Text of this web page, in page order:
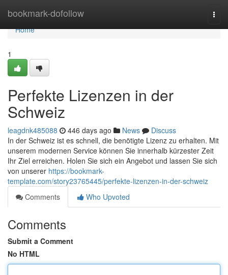
bookmark-dofollow
Home
Home
1
Perfekte Lizenzen in der
Schweiz
leagdnk485088 446 days ago News
Discuss
In der Schweiz ist es schnell, die benötigte Lizenz zu erhalten. Mit
unserem modernen Service können Sie innerhalb kürzester Zeit
Ihr Ziel erreichen. Holen Sie sich ein Angebot und lassen Sie sich
von unserer https://bookmark-
template.com/story23765445/perfekte-lizenzen-in-der-schweiz
Comments
Who Upvoted
Comments
Submit a Comment
No HTML